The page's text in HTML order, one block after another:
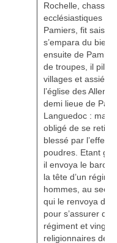
Rochelle, chassa
ecclésiastiques et
Pamiers, fit saisir
s’empara du bien
ensuite de
de troupes, il pilla
villages et
l’église des
demi lieue de
Languedoc : mais
obligé de se
blessé par l’effet
poudres. Etant
il envoya le
la tête d’un
hommes, au
qui le renvoya
pour s’assurer du
régiment et vingt
religionnaires de